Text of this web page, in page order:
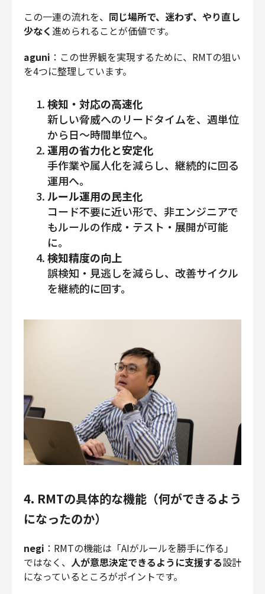
この一連の流れを、 同じ場所で、迷わず、やり直し
少なく進められることが価値です。
aguni ：この世界観を実現するために、RMTの狙い
を4つに整理しています。
検知・対応の高速化
新しい脅威へのリードタイムを、週単位
から日〜時間単位へ。
運用の省力化と安定化
手作業や属人化を減らし、継続的に回る
運用へ。
ルール運用の民主化
コード不要に近い形で、非エンジニアで
もルールの作成・テスト・展開が可能
に。
検知精度の向上
誤検知・見逃しを減らし、改善サイクル
を継続的に回す。
4. RMTの具体的な機能（何ができるよう
になったのか）
negi ：RMTの機能は「AIがルールを勝手に作る」
ではなく、 人が意思決定できるように支援する設計
になっているところがポイントです。